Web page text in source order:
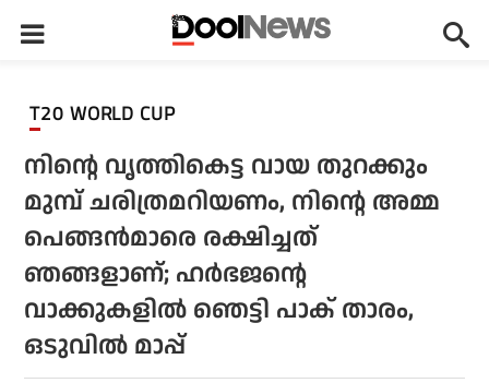
T20 WORLD CUP
നിന്റെ വൃത്തികെട്ട വായ തുറക്കും
മുമ്പ് ചരിത്രമറിയണം, നിന്റെ അമ്മ
പെങ്ങന്‍മാരെ രക്ഷിച്ചത്
ഞങ്ങളാണ്; ഹര്‍ഭജന്റെ
വാക്കുകളില്‍ ഞെട്ടി പാക് താരം,
ഒടുവില്‍ മാപ്പ്